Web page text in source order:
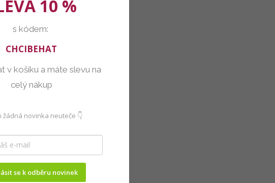
10 %
s kódem:
CHCIBEHAT
v košíku a máte slevu na
celý nákup
žádná novinka neuteče 👇
se k odběru novinek